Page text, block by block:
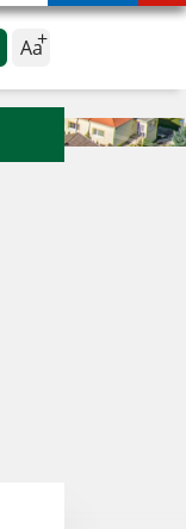
Aa